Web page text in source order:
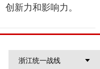
新力和影响力。
浙江统一战线